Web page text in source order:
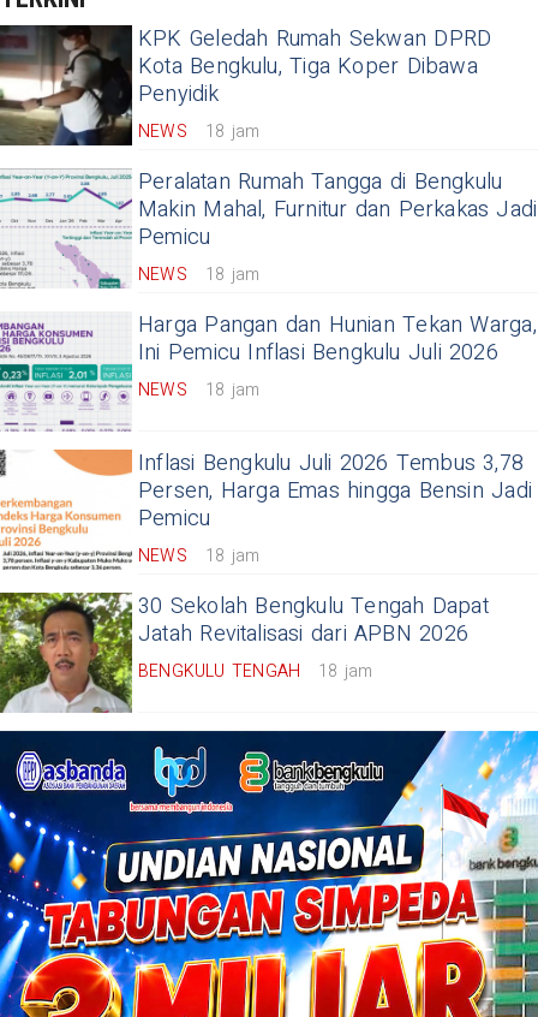
KPK Geledah Rumah Sekwan DPRD
Kota Bengkulu, Tiga Koper Dibawa
Penyidik
NEWS 18 jam
Peralatan Rumah Tangga di Bengkulu
Makin Mahal, Furnitur dan Perkakas Jadi
Pemicu
NEWS 18 jam
Harga Pangan dan Hunian Tekan Warga,
Ini Pemicu Inflasi Bengkulu Juli 2026
NEWS 18 jam
Inflasi Bengkulu Juli 2026 Tembus 3,78
Persen, Harga Emas hingga Bensin Jadi
Pemicu
NEWS 18 jam
30 Sekolah Bengkulu Tengah Dapat
Jatah Revitalisasi dari APBN 2026
BENGKULU TENGAH 18 jam